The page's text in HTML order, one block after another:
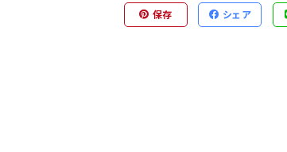
保存 シェア